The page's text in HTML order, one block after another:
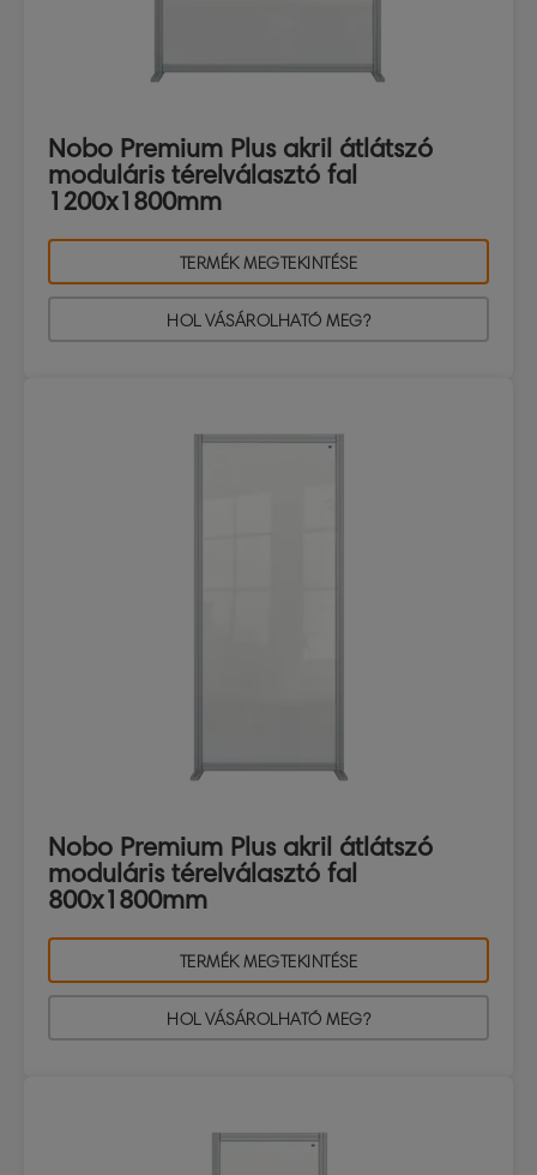
Nobo Premium Plus akril átlátszó
moduláris térelválasztó fal
1200x1800mm
TERMÉK MEGTEKINTÉSE
HOL VÁSÁROLHATÓ MEG?
Nobo Premium Plus akril átlátszó
moduláris térelválasztó fal
800x1800mm
TERMÉK MEGTEKINTÉSE
HOL VÁSÁROLHATÓ MEG?